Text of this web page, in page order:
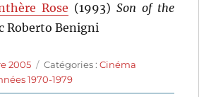
Rose (1993) Son of the
Roberto Benigni
2005 Catégories
Catégories :Cinéma
1970-1979